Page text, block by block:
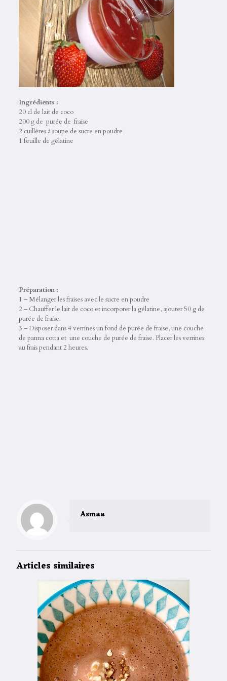
Ingrédients :
20 cl de lait de coco
200 g de purée de fraise
2 cuillères à soupe de sucre en poudre
1 feuille de gélatine
Préparation :
1 – Mélanger les fraises avec le sucre en poudre
2 – Chauffer le lait de coco et incorporer la gélatine, ajouter 50 g de
purée de fraise.
3 – Disposer dans 4 verrines un fond de purée de fraise, une couche
de panna cotta et une couche de purée de fraise. Placer les verrines
au frais pendant 2 heures.
Asmaa
Articles similaires